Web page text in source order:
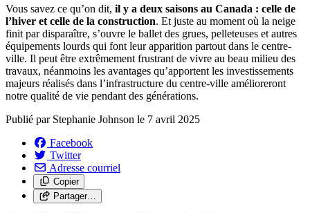
Vous savez ce qu’on dit, il y a deux saisons au Canada : celle de
l’hiver et celle de la construction. Et juste au moment où la neige
finit par disparaître, s’ouvre le ballet des grues, pelleteuses et autres
équipements lourds qui font leur apparition partout dans le centre-
ville. Il peut être extrêmement frustrant de vivre au beau milieu des
travaux, néanmoins les avantages qu’apportent les investissements
majeurs réalisés dans l’infrastructure du centre-ville amélioreront
notre qualité de vie pendant des générations.
Publié par Stephanie Johnson le 7 avril 2025
Facebook
Twitter
Adresse courriel
Copier
Partager…